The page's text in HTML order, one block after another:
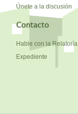
Únete a la discusión
Contacto
Hable con la Relatoría
Expediente